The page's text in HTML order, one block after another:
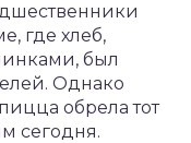
где хлеб,
был
Однако
обрела тот
сегодня.